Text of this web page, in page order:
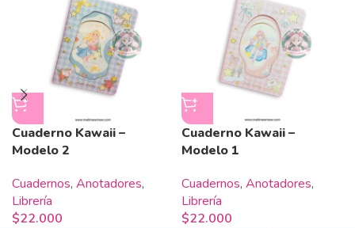
Cuaderno Kawaii –
Modelo 2
Cuadernos, Anotadores,
Librería
$22.000
Cuaderno Kawaii –
Modelo 1
Cuadernos, Anotadores,
Librería
$22.000